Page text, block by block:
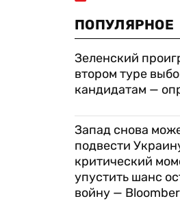
ПОПУЛЯРНОЕ
Зеленский
втором туре
кандидатам —
Запад снова
подвести
критический
упустить шанс
войну —